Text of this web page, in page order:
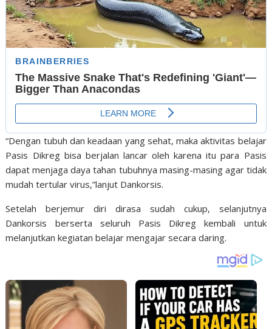
“Dengan tubuh dan keadaan yang sehat, maka aktivitas belajar
Pasis Dikreg bisa berjalan lancar oleh karena itu para Pasis
dapat menjaga daya tahan tubuhnya masing-masing agar tidak
mudah tertular virus,”lanjut Dankorsis.
Setelah berjemur diri dirasa sudah cukup, selanjutnya
Dankorsis berserta seluruh Pasis Dikreg kembali untuk
melanjutkan kegiatan belajar mengajar secara daring.